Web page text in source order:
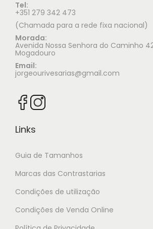
Tel:
+351 279 342 473
(Chamada para a rede fixa nacional)
Morada:
Avenida Nossa Senhora do Caminho
Mogadouro
Email:
jorgeourivesarias@gmail.com
Links
Guia de Tamanhos
Marcas das Contrastarias
Condições de utilização
Condições de Venda Online